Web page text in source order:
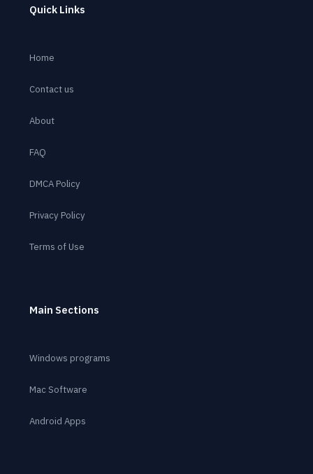
Quick Links
Home
Contact us
About
FAQ
DMCA Policy
Privacy Policy
Terms of Use
Main Sections
Windows programs
Mac Software
Android Apps